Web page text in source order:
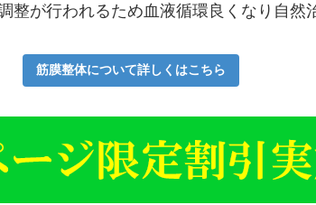
整が行われるため血液循環良くなり自然
筋膜整体について詳しくはこちら